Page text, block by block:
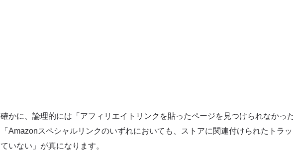
確かに、論理的には「アフィリエイトリンクを貼ったページを見つけられなかっ
「Amazonスペシャルリンクのいずれにおいても、ストアに関連付けられたトラ
ていない」が真になります。